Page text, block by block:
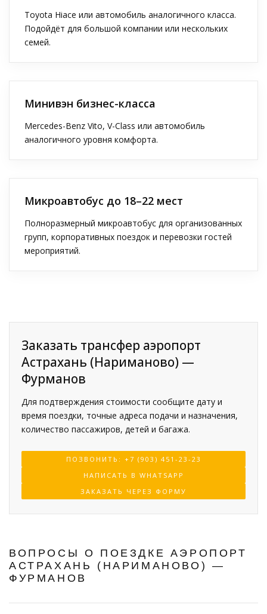
Toyota Hiace или автомобиль аналогичного класса.
Подойдёт для большой компании или нескольких
семей.
Минивэн бизнес-класса
Mercedes-Benz Vito, V-Class или автомобиль
аналогичного уровня комфорта.
Микроавтобус до 18–22 мест
Полноразмерный микроавтобус для организованных
групп, корпоративных поездок и перевозки гостей
мероприятий.
Заказать трансфер аэропорт
Астрахань (Нариманово) —
Фурманов
Для подтверждения стоимости сообщите дату и
время поездки, точные адреса подачи и назначения,
количество пассажиров, детей и багажа.
ПОЗВОНИТЬ: +7 (903) 451-23-23
НАПИСАТЬ В WHATSAPP
ЗАКАЗАТЬ ЧЕРЕЗ ФОРМУ
ВОПРОСЫ О ПОЕЗДКЕ АЭРОПОРТ
АСТРАХАНЬ (НАРИМАНОВО) —
ФУРМАНОВ